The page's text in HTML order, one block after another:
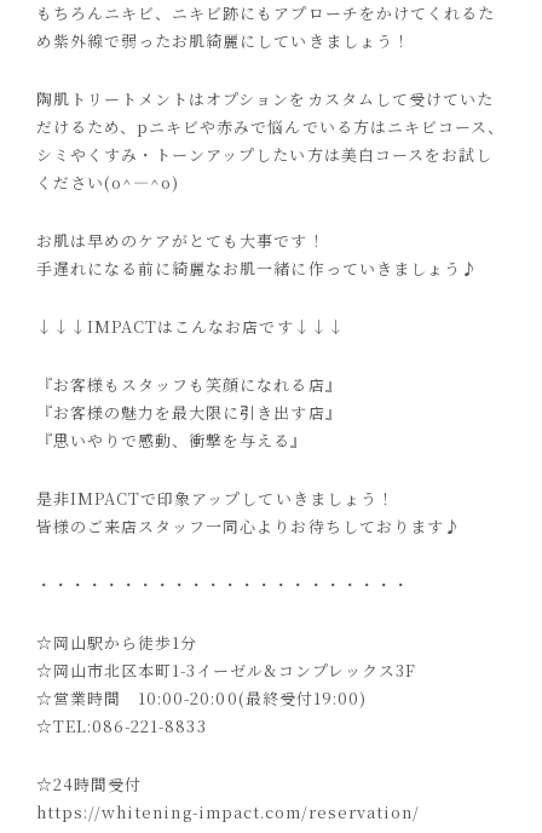
もちろんニキビ、ニキビ跡にもアプローチをかけてくれるた
め紫外線で弱ったお肌綺麗にしていきましょう！
陶肌トリートメントはオプションをカスタムして受けていた
だけるため、pニキビや赤みで悩んでいる方はニキビコース、
シミやくすみ・トーンアップしたい方は美白コースをお試し
ください(o^―^o)
お肌は早めのケアがとても大事です！
手遅れになる前に綺麗なお肌一緒に作っていきましょう♪
↓↓↓IMPACTはこんなお店です↓↓↓
『お客様もスタッフも笑顔になれる店』
『お客様の魅力を最大限に引き出す店』
『思いやりで感動、衝撃を与える』
是非IMPACTで印象アップしていきましょう！
皆様のご来店スタッフ一同心よりお待ちしております♪
・・・・・・・・・・・・・・・・・・・・・・
☆岡山駅から徒歩1分
☆岡山市北区本町1-3イーゼル&コンプレックス3F
☆営業時間 10:00-20:00(最終受付19:00)
☆TEL:086-221-8833
☆24時間受付
https://whitening-impact.com/reservation/